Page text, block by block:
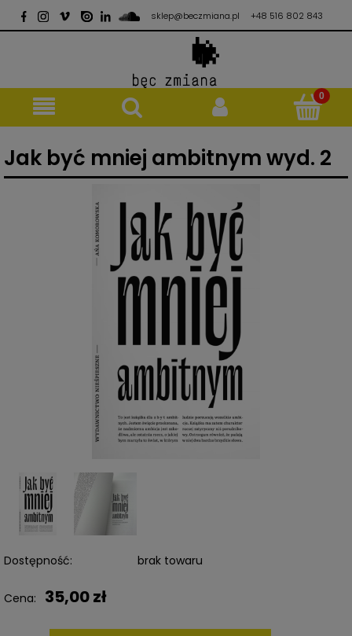
sklep@beczmiana.pl +48 516 802 843
Jak być mniej ambitnym wyd. 2
Dostępność: brak towaru
Cena: 35,00 zł